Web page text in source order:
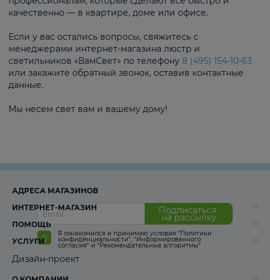
качественно — в квартире, доме или офисе.
Если у вас остались вопросы, свяжитесь с
менеджерами интернет-магазина люстр и
светильников «ВамСвет» по телефону 8 (495) 154-10-63
или закажите обратный звонок, оставив контактные
данные.
Мы несем свет вам и вашему дому!
Подписаться
на рассылку
Я ознакомился и принимаю условия “Политики
конфиденциальности”, “Информированного
согласия“ и “Рекомендательные алгоритмы“
АДРЕСА МАГАЗИНОВ
ИНТЕРНЕТ-МАГАЗИН
ПОМОЩЬ
УСЛУГИ
Дизайн-проект